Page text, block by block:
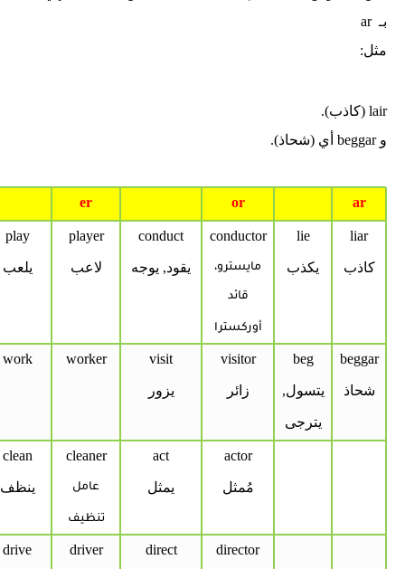
بـar
مثل:
lair (كاذب).
وbeggar أي (شحاذ).
ar
or
er
liar
كاذب
lie
يكذب
conductor
مايسترو،
قائد
أوركسترا
conduct
يقود, يوجه
player
لاعب
play
يلعب
beggar
شحاذ
beg
يتسول,
يترجى
visitor
زائر
visit
يزور
worker
work
actor
مُمثل
act
يمثل
cleaner
عامل
تنظيف
clean
ينظف
director
direct
driver
drive